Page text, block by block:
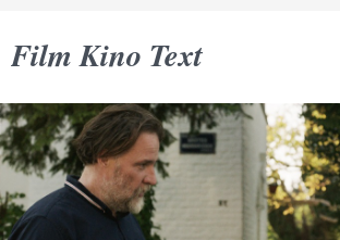
Film Kino Text